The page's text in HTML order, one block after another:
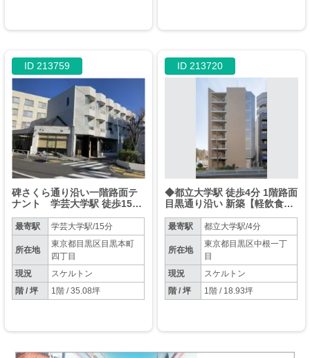
ID 213759
碑さくら通り沿い一階路面テ
ナント 学芸大学駅 徒歩15分
最寄駅 学芸大学駅/15分
所在地
東京都目黒区目黒本町
四丁目
現況
スケルトン
階 / 坪
1階 / 35.08坪
ID 213720
◆都立大学駅 徒歩4分 1階路面
目黒通り沿い 新築【軽飲食相
最寄駅 都立大学駅/4分
所在地
東京都目黒区中根一丁
目
現況
スケルトン
階 / 坪
1階 / 18.93坪